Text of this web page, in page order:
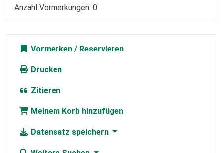
Anzahl Vormerkungen: 0
Vormerken
Drucken
Zitieren
Meinem Korb hinzufügen
Datensatz speichern